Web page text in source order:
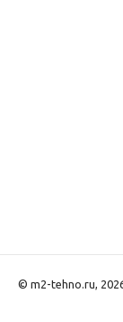
© m2-tehno.ru,